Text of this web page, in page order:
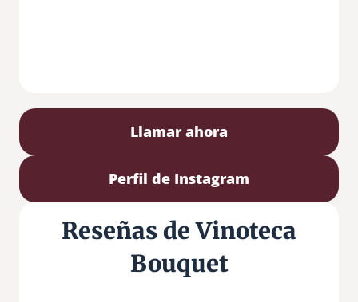
Llamar ahora
Perfil de Instagram
Reseñas de Vinoteca
Bouquet